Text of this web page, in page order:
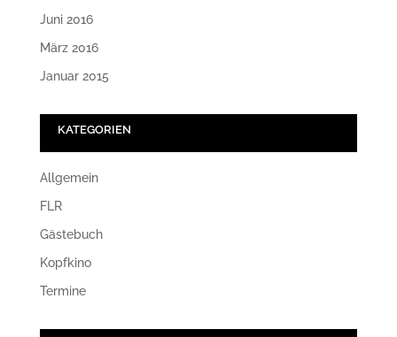
Juni 2016
März 2016
Januar 2015
KATEGORIEN
Allgemein
FLR
Gästebuch
Kopfkino
Termine